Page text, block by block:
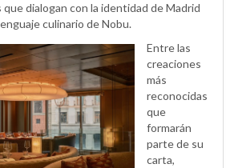
dialogan con la identidad de Madrid
culinario de Nobu.
Entre las
creaciones
más
reconocidas
que
formarán
parte de su
carta,